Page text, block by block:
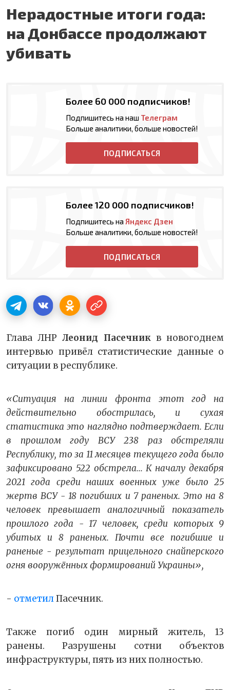
Нерадостные итоги года:
на Донбассе продолжают
убивать
Более 60 000 подписчиков!
Подпишитесь на наш Телеграм
Больше аналитики, больше новостей!
ПОДПИСАТЬСЯ
Более 120 000 подписчиков!
Подпишитесь на Яндекс Дзен
Больше аналитики, больше новостей!
ПОДПИСАТЬСЯ
Глава ЛНРЛеонид Пасечникв новогоднем
интервью привёл статистические данные о
ситуации в республике.
«Ситуация на линии фронта этот год на
действительно обострилась, и сухая
статистика это наглядно подтверждает. Если
в прошлом году ВСУ 238 раз обстреляли
Республику, то за 11 месяцев текущего года было
зафиксировано 522 обстрела... К началу декабря
2021 года среди наших военных уже было 25
жертв ВСУ - 18 погибших и 7 раненых. Это на 8
человек превышает аналогичный показатель
прошлого года - 17 человек, среди которых 9
убитых и 8 раненых. Почти все погибшие и
раненые - результат прицельного снайперского
огня вооружённых формирований Украины»,
- отметилПасечник.
Также погиб один мирный житель, 13
ранены. Разрушены сотни объектов
инфраструктуры, пять из них полностью.